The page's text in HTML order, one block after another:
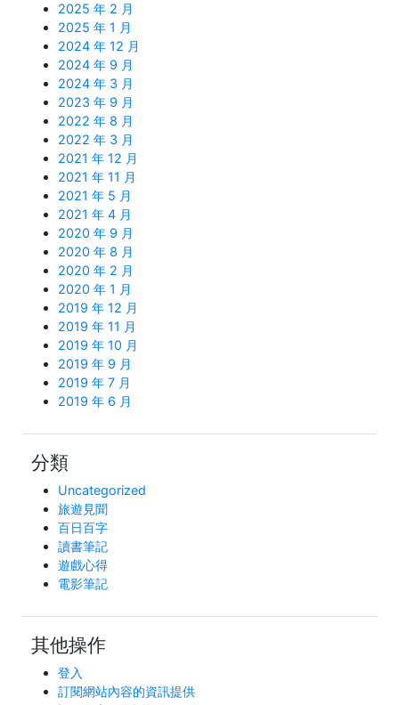
2025 年 2 月
2025 年 1 月
2024 年 12 月
2024 年 9 月
2024 年 3 月
2023 年 9 月
2022 年 8 月
2022 年 3 月
2021 年 12 月
2021 年 11 月
2021 年 5 月
2021 年 4 月
2020 年 9 月
2020 年 8 月
2020 年 2 月
2020 年 1 月
2019 年 12 月
2019 年 11 月
2019 年 10 月
2019 年 9 月
2019 年 7 月
2019 年 6 月
分類
Uncategorized
旅遊見聞
百日百字
讀書筆記
遊戲心得
電影筆記
其他操作
登入
訂閱網站內容的資訊提供